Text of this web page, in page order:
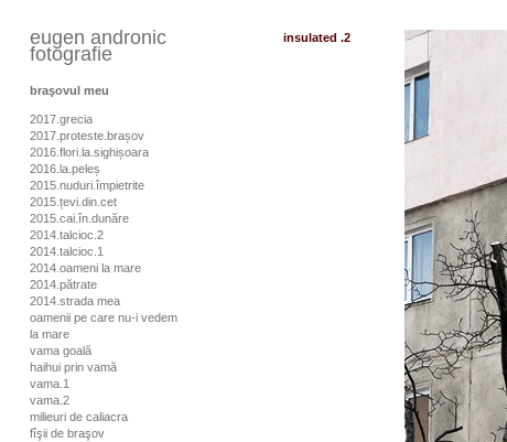
eugen andronic
fotografie
braşovul meu
2017.grecia
2017.proteste.brașov
2016.flori.la.sighișoara
2016.la.peleș
2015.nuduri.împietrite
2015.țevi.din.cet
2015.cai.în.dunăre
2014.talcioc.2
2014.talcioc.1
2014.oameni la mare
2014.pătrate
2014.strada mea
oamenii pe care nu-i vedem
la mare
vama goală
haihui prin vamă
vama.1
vama.2
milieuri de caliacra
fîşii de braşov
insulated .2